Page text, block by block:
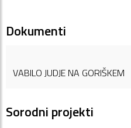
Dokumenti
VABILO JUDJE NA GORIŠKEM
Sorodni projekti